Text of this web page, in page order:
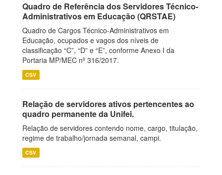
Quadro de Referência dos Servidores Técnico-
Administrativos em Educação (QRSTAE)
Quadro de Cargos Técnico-Administrativos em
Educação, ocupados e vagos dos níveis de
classificação “C”, “D” e “E”, conforme Anexo I da
Portaria MP/MEC nº 316/2017.
CSV
Relação de servidores ativos pertencentes ao
quadro permanente da Unifei.
Relação de servidores contendo nome, cargo, titulação,
regime de trabalho/jornada semanal, campi.
CSV